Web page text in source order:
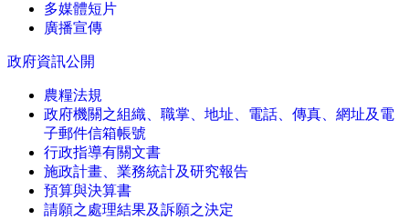
多媒體短片
廣播宣傳
政府資訊公開
農糧法規
政府機關之組織、職掌、地址、電話、傳真、網址及電
子郵件信箱帳號
行政指導有關文書
施政計畫、業務統計及研究報告
預算與決算書
請願之處理結果及訴願之決定